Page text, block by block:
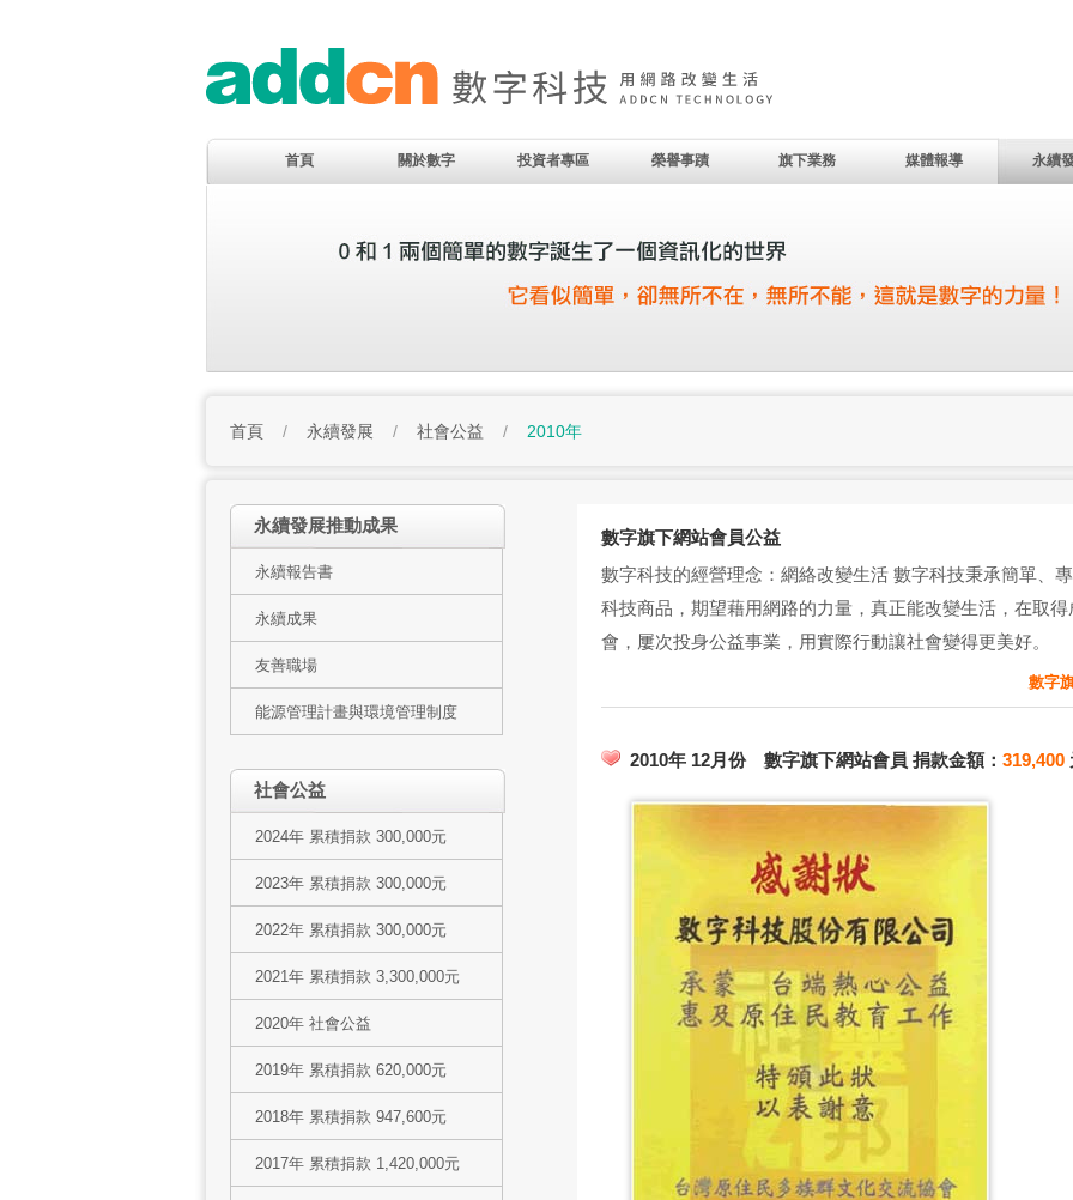
首頁 關於數字 投資者專區 榮譽事蹟 旗下業務 媒體報導 永續
首頁 / 永續發展 / 社會公益 / 2010年
永續發展推動成果
永續報告書
永續成果
友善職場
能源管理計畫與環境管理制度
社會公益
2024年 累積捐款 300,000元
2023年 累積捐款 300,000元
2022年 累積捐款 300,000元
2021年 累積捐款 3,300,000元
2020年 社會公益
2019年 累積捐款 620,000元
2018年 累積捐款 947,600元
2017年 累積捐款 1,420,000元
數字旗下網站會員公益
數字科技的經營理念：網絡改變生活 數字科技秉承簡單、
科技商品，期望藉用網路的力量，真正能改變生活，在取
會，屢次投身公益事業，用實際行動讓社會變得更美好。
數字
2010年 12月份 數字旗下網站會員 捐款金額： 319,400